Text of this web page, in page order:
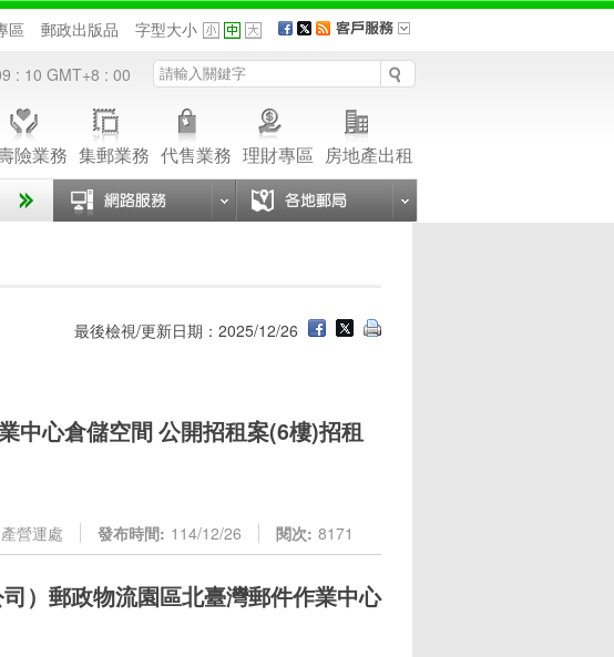
區 郵政出版品 字型大小
: 10 GMT+8 : 00
險業務 集郵業務 代售業務 理財專區 房地產出租
最後檢視/更新日期：2025/12/26
中心倉儲空間 公開招租案(6樓)招租
營運處 發布時間: 114/12/26 閱次: 8171
）郵政物流園區北臺灣郵件作業中心